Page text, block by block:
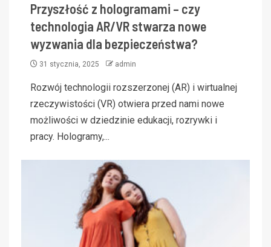
Przyszłość z hologramami – czy
technologia AR/VR stwarza nowe
wyzwania dla bezpieczeństwa?
31 stycznia, 2025 admin
Rozwój technologii rozszerzonej (AR) i wirtualnej
rzeczywistości (VR) otwiera przed nami nowe
możliwości w dziedzinie edukacji, rozrywki i
pracy. Hologramy,...